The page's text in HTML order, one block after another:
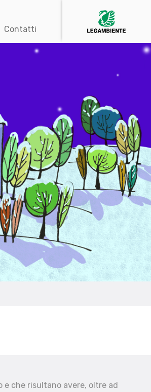
Contatti
e che risultano avere, oltre ad